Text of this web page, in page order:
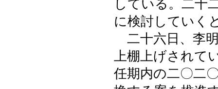
している。二十
に検討していく
二十六日、李
上棚上げされて
任期内の二〇二